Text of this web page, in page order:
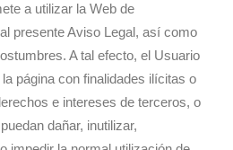
a utilizar la Web de
presente Aviso Legal, así como
A tal efecto, el Usuario
página con finalidades ilícitas o
e intereses de terceros, o
dañar, inutilizar,